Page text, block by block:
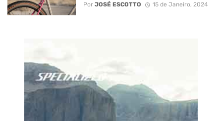
Por JOSÉ ESCOTTO 15 de Janeiro, 2024